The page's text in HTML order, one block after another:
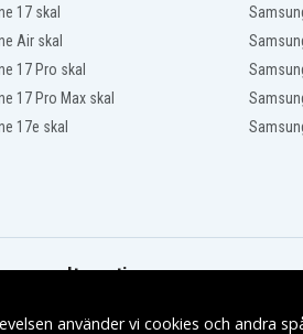
17 skal
Air skal
17 Pro skal
17 Pro Max skal
17e skal
använder vi cookies och andra